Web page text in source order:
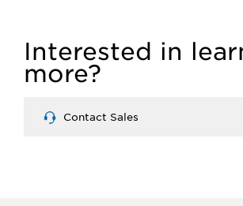
Interested in
more?
Contact Sales